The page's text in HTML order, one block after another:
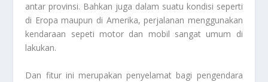
antar provinsi. Bahkan juga dalam suatu kondisi seperti
di Eropa maupun di Amerika, perjalanan menggunakan
kendaraan sepeti motor dan mobil sangat umum di
lakukan.
Dan fitur ini merupakan penyelamat bagi pengendara